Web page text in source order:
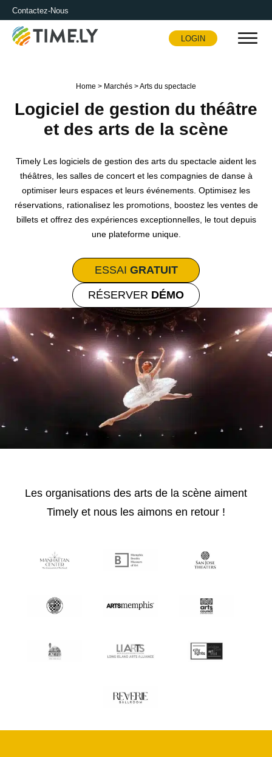
Contactez-Nous
Timely
LOGIN
Home > Marchés >Arts du spectacle
Logiciel de gestion du théâtre
et des arts de la scène
Timely Les logiciels de gestion des arts du spectacle aident les
théâtres, les salles de concert et les compagnies de danse à
optimiser leurs espaces et leurs événements. Optimisez les
réservations, rationalisez les promotions, boostez les ventes de
billets et offrez des expériences exceptionnelles, le tout depuis
une plateforme unique.
ESSAI GRATUIT
RÉSERVER DÉMO
Les organisations des arts de la scène aiment
Timely et nous les aimons en retour !​​